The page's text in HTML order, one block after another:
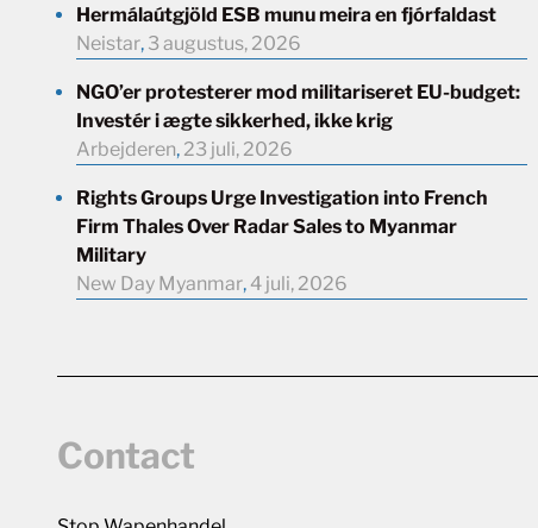
Hermálaútgjöld ESB munu meira en fjórfaldast
Neistar, 3 augustus, 2026
NGO’er protesterer mod militariseret EU-budget:
Investér i ægte sikkerhed, ikke krig
Arbejderen, 23 juli, 2026
Rights Groups Urge Investigation into French
Firm Thales Over Radar Sales to Myanmar
Military
New Day Myanmar, 4 juli, 2026
Contact